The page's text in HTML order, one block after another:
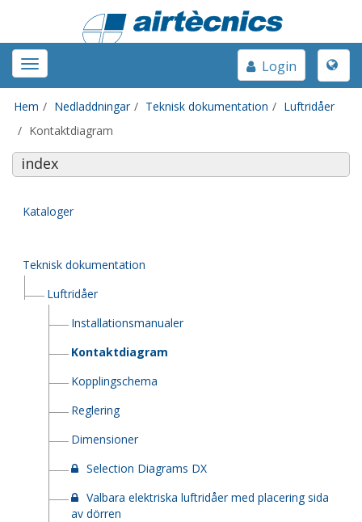
Toggle
navigation
Toggle
Login
Hem Nedladdningar Teknisk dokumentation
Luftridåer
Kontaktdiagram
index
Kataloger
Teknisk dokumentation
Luftridåer
Installationsmanualer
Kontaktdiagram
Kopplingschema
Reglering
Dimensioner
Selection Diagrams DX
Valbara elektriska luftridåer med placering sida
av dörren